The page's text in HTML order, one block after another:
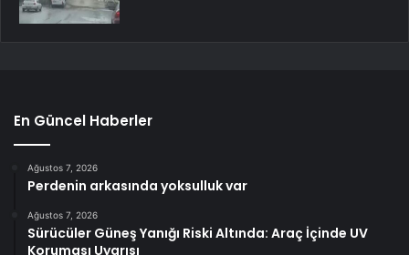
En Güncel Haberler
Ağustos 7, 2026
Perdenin arkasında yoksulluk var
Ağustos 7, 2026
Sürücüler Güneş Yanığı Riski Altında: Araç İçinde UV
Koruması Uyarısı